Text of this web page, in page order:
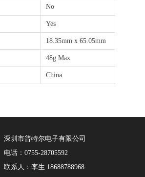
No
Yes
18.35mm x 65.05mm
48g Max
China
深圳市普特尔电子有限公司
电话：0755-28705592
联系人：李生 18688788968